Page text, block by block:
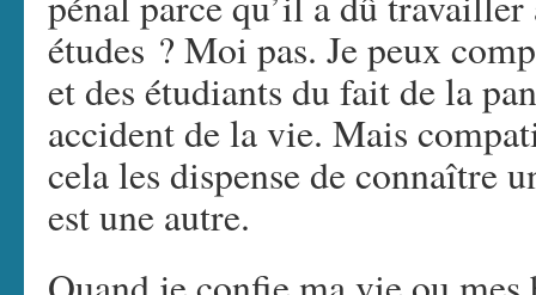
études ? Moi pas. Je peux
et des étudiants du fait de la
accident de la vie. Mais
cela les dispense de connaître
est une autre.